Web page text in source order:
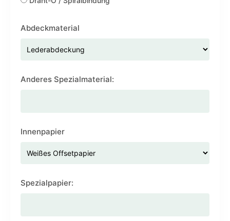
Abdeckmaterial
Anderes Spezialmaterial:
Innenpapier
Spezialpapier: